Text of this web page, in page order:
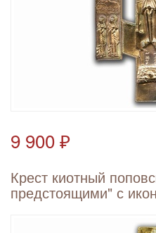
9 900 ₽
Крест киотный
предстоящими" с